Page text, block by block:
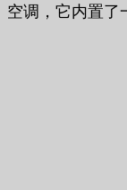
空调，它内置了